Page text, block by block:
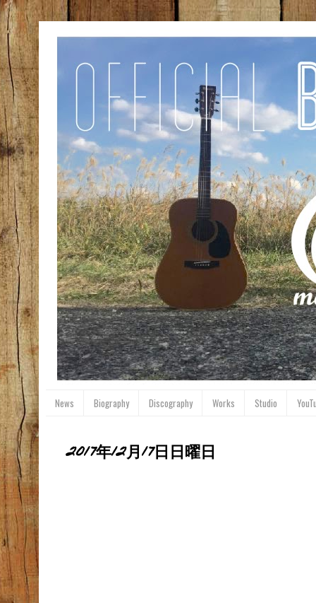
News Biography Discography Works Studio
2017年12月17日日曜日